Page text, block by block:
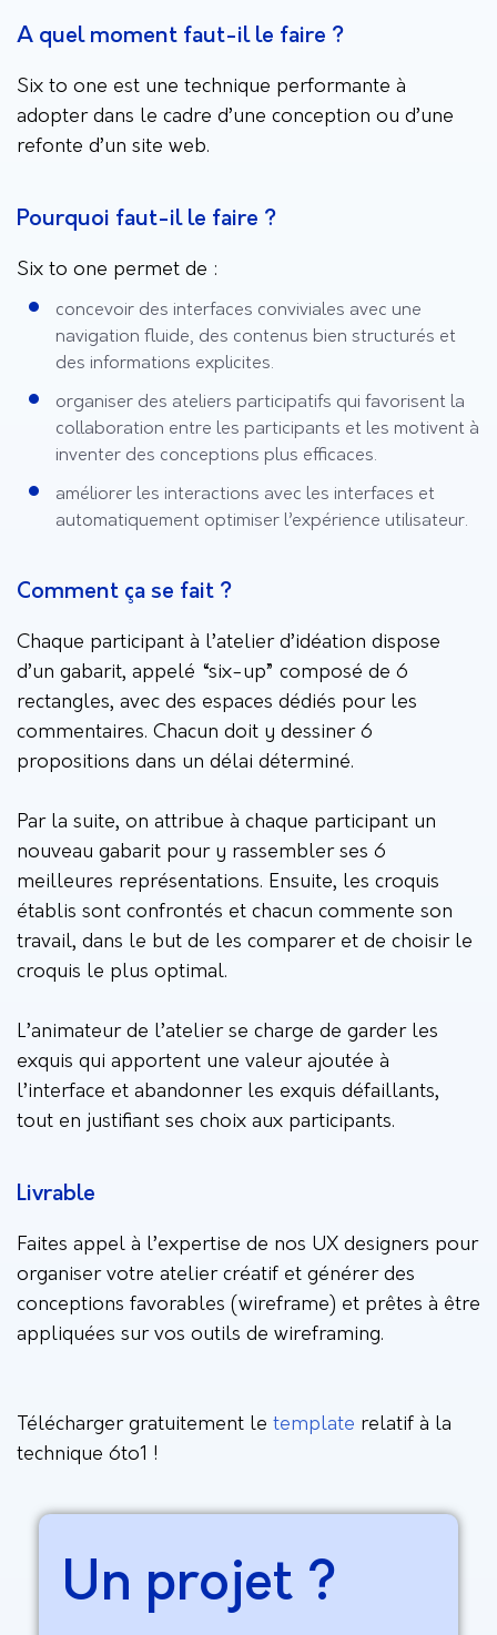
A quel moment faut-il le faire ?
Six to one est une technique performante à
adopter dans le cadre d’une conception ou d’une
refonte d’un site web.
Pourquoi faut-il le faire ?
Six to one permet de :
concevoir des interfaces conviviales avec une
navigation fluide, des contenus bien structurés et
des informations explicites.
organiser des ateliers participatifs qui favorisent la
collaboration entre les participants et les motivent à
inventer des conceptions plus efficaces.
améliorer les interactions avec les interfaces et
automatiquement optimiser l’expérience utilisateur.
Comment ça se fait ?
Chaque participant à l’atelier d’idéation dispose
d’un gabarit, appelé “six-up” composé de 6
rectangles, avec des espaces dédiés pour les
commentaires. Chacun doit y dessiner 6
propositions dans un délai déterminé.
Par la suite, on attribue à chaque participant un
nouveau gabarit pour y rassembler ses 6
meilleures représentations. Ensuite, les croquis
établis sont confrontés et chacun commente son
travail, dans le but de les comparer et de choisir le
croquis le plus optimal.
L’animateur de l’atelier se charge de garder les
exquis qui apportent une valeur ajoutée à
l’interface et abandonner les exquis défaillants,
tout en justifiant ses choix aux participants.
Livrable
Faites appel à l’expertise de nos UX designers pour
organiser votre atelier créatif et générer des
conceptions favorables (wireframe) et prêtes à être
appliquées sur vos outils de wireframing.
Télécharger gratuitement le template relatif à la
technique 6to1 !
Un projet ?